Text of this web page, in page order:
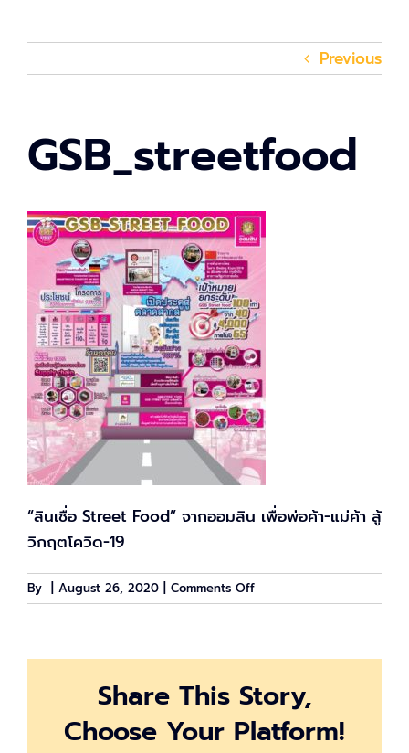
Previous
GSB_streetfood
“สินเชื่อ Street Food” จากออมสิน เพื่อพ่อค้า-แม่ค้า สู้
วิกฤตโควิด-19
By August 26, 2020 Comments Offon
GSB_streetfood
Share This Story,
Choose Your Platform!